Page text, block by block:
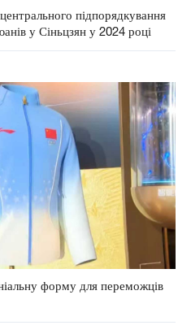
підпорядкування
у Сіньцзян у 2024 році
форму для переможців